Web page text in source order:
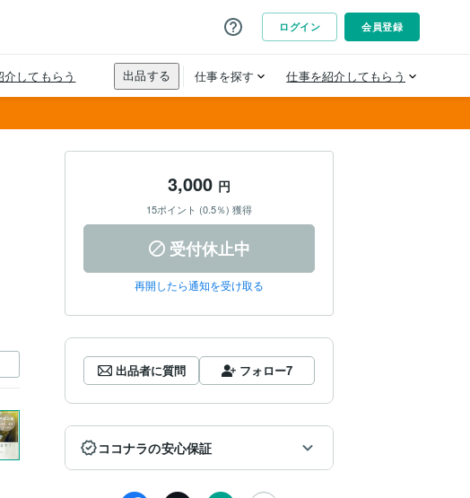
3,000 円
15ポイント (0.5％) 獲得
受付休止中
再開したら通知を受け取る
出品者に質問 フォロー7
ココナラの安心保証